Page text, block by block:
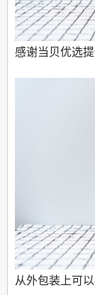
感谢当贝优选提
从外包装上可